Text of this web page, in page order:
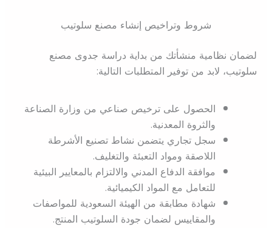
شروط وتراخيص إنشاء مصنع سلوتيب
لضمان نظامية منشأتك من بداية دراسة جدوى مصنع
سلوتيب، لابد من توفير المتطلبات التالية:
الحصول على ترخيص صناعي من وزارة الصناعة
والثروة المعدنية.
سجل تجاري يتضمن نشاط تصنيع الأشرطة
اللاصقة ومواد التعبئة والتغليف.
موافقة الدفاع المدني والالتزام بالمعايير البيئية
للتعامل مع المواد الكيميائية.
شهادة مطابقة من الهيئة السعودية للمواصفات
والمقاييس لضمان جودة السلوتيب المنتج.